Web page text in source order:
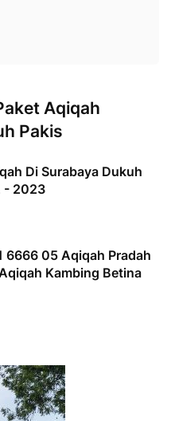
Aqiqah
Pakis
Di Surabaya Dukuh
- 2023
6666 05 Aqiqah Pradah
Kambing Betina